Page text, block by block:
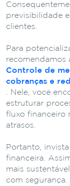
previsibilidade
clientes.
Para
recomendamos
Controle de
cobranças e
. Nele, você
estruturar
fluxo financeiro
atrasos.
Portanto,
financeira.
mais
com segurança.